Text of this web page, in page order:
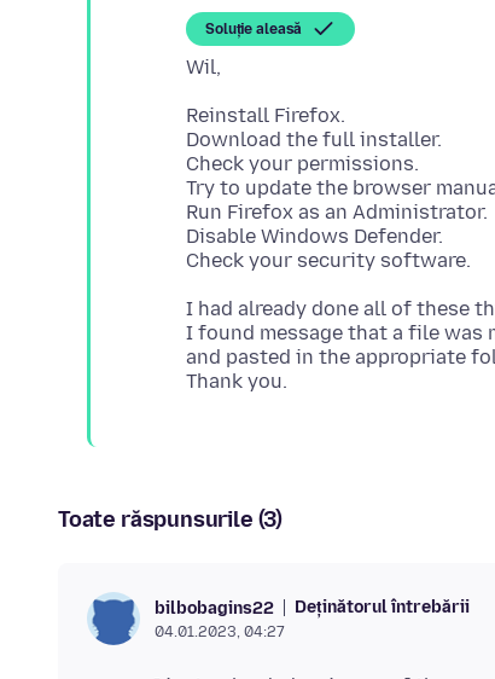
Soluție aleasă
Reinstall Firefox.
Download the full installer.
Check your permissions.
Try to update the browser
Run Firefox as an Administrator.
Disable Windows Defender.
I had already done all of these
I found message that a file was
and pasted in the appropriate
Toate răspunsurile (3)
bilbobagins22 Deținătorul întrebării
04.01.2023, 04:27